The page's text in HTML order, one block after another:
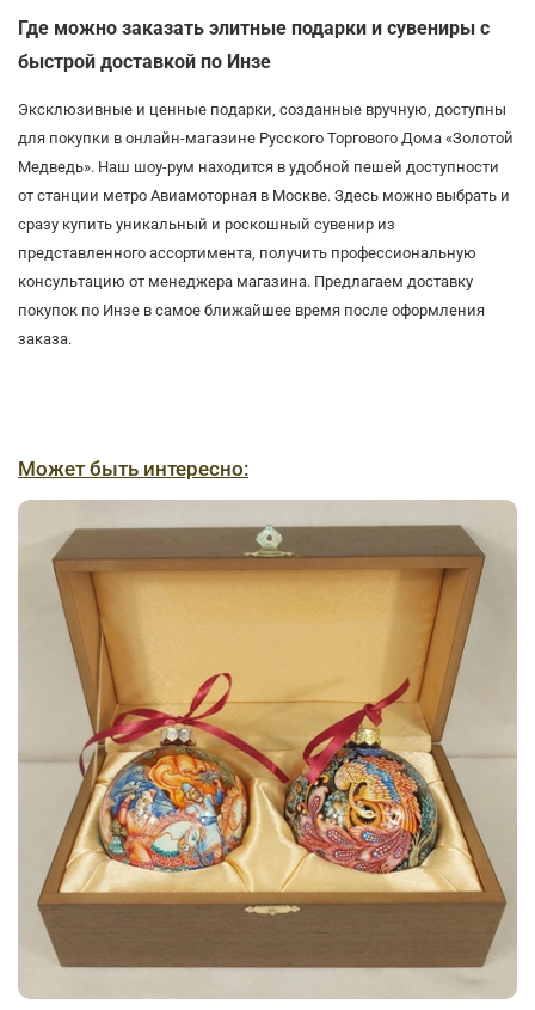
Где можно заказать элитные подарки и сувениры с
быстрой доставкой по Инзе
Эксклюзивные и ценные подарки, созданные вручную, доступны
для покупки в онлайн-магазине Русского Торгового Дома «Золотой
Медведь». Наш шоу-рум находится в удобной пешей доступности
от станции метро Авиамоторная в Москве. Здесь можно выбрать и
сразу купить уникальный и роскошный сувенир из
представленного ассортимента, получить профессиональную
консультацию от менеджера магазина. Предлагаем доставку
покупок по Инзе в самое ближайшее время после оформления
заказа.
Может быть интересно: